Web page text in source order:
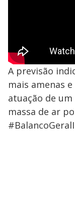
A previsão
mais amenas
atuação de
massa de ar